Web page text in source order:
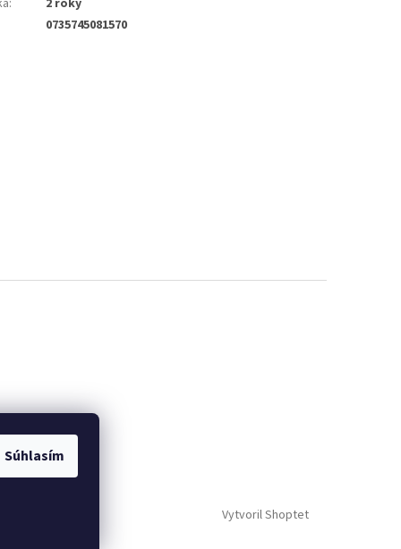
Súhlasím
0735745081570
Vytvoril Shoptet